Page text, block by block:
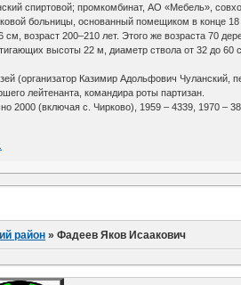
спиртовой; промкомбинат, АО «Мебель»,
больницы, основанный помещиком в конце
возраст 200–210 лет. Этого же возраста 70
высоты 22 м, диаметр ствола от 32 до 60
(организатор Казимир Адольфович
лейтенанта, командира роты партизан.
2000 (включая с. Чирково), 1959 – 4339, 1970 –
район »Фадеев Яков Исаакович